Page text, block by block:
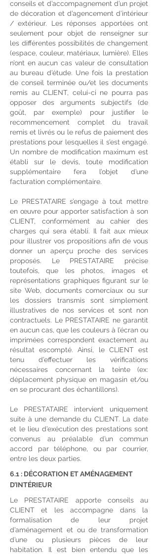
conseils et d’accompagnement d’un projet
de décoration et d’agencement d’intérieur
/ extérieur. Les réponses apportées ont
seulement pour objet de renseigner sur
les différentes possibilités de changement
(espace, couleur, matériaux, lumière). Elles
n’ont en aucun cas valeur de consultation
au bureau d’étude. Une fois la prestation
de conseil terminée ou/et les documents
remis au CLIENT, celui-ci ne pourra pas
opposer des arguments subjectifs (de
goût, par exemple) pour justifier le
recommencement complet du travail
remis et livrés ou le refus de paiement des
prestations pour lesquelles il s’est engagé.
Un nombre de modification maximum est
établi sur le devis, toute modification
supplémentaire fera l’objet d’une
facturation complémentaire.
Le PRESTATAIRE s’engage à tout mettre
en œuvre pour apporter satisfaction à son
CLIENT, conformément au cahier des
charges qui sera établi. Il fait aux mieux
pour illustrer vos propositions afin de vous
donner un aperçu proche des services
proposés. Le PRESTATAIRE précise
toutefois, que les photos, images et
représentations graphiques figurant sur le
site Web, documents comerciaux ou sur
les dossiers transmis sont simplement
illustratives de nos services et sont non
contractuels. Le PRESTATAIRE ne garantit
en aucun cas, que les couleurs à l’écran ou
imprimées correspondent exactement au
résultat escompté. Ainsi, le CLIENT est
tenu d’effectuer les vérifications
nécessaires concernant la teinte (ex:
déplacement physique en magasin et/ou
en se procurant des échantillons).
Le PRESTATAIRE intervient uniquement
suite à une demande du CLIENT. La date
et le lieu d’exécution des prestations sont
convenus au préalable d’un commun
accord par téléphone, ou par courrier,
entre les deux parties.
6.1 : DÉCORATION ET AMÉNAGEMENT
D’INTÉRIEUR
Le PRESTATAIRE apporte conseils au
CLIENT et les accompagne dans la
formalisation de leur projet
d’aménagement et ou de transformation
d’une ou plusieurs pièces de leur
habitation. Il est bien entendu que les